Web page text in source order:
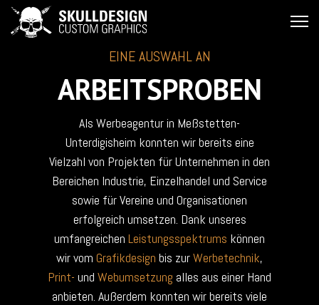
EINE AUSWAHL AN
ARBEITSPROBEN
Als Werbeagentur in Meßstetten-
Unterdigisheim konnten wir bereits eine
Vielzahl von Projekten für Unternehmen in den
Bereichen Industrie, Einzelhandel und Service
sowie für Vereine und Organisationen
erfolgreich umsetzen. Dank unseres
umfangreichen Leistungsspektrums können
wir vom Grafikdesign bis zurWerbetechnik,
Print- und Webumsetzung alles aus einer Hand
anbieten. Außerdem konnten wir bereits viele